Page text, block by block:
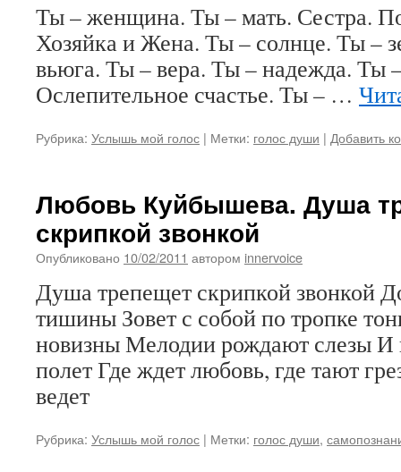
Ты – женщина. Ты – мать. Сестра.
Хозяйка и Жена. Ты – солнце. Ты –
вьюга. Ты – вера. Ты – надежда. Ты
Ослепительное счастье. Ты – …
Рубрика: Услышь мой голос | Метки: голос души | Добавить
Любовь Куйбышева. Душа
скрипкой звонкой
Опубликовано 10/02/2011 автором innervoice
Душа трепещет скрипкой звонкой
тишины Зовет с собой по тропке
новизны Мелодии рождают слезы И
полет Где ждет любовь, где тают
ведет
Рубрика: Услышь мой голос | Метки: голос души,